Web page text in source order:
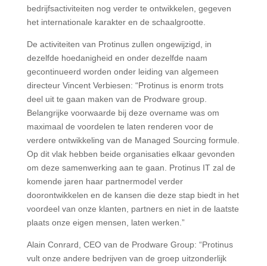
bedrijfsactiviteiten nog verder te ontwikkelen, gegeven
het internationale karakter en de schaalgrootte.
De activiteiten van Protinus zullen ongewijzigd, in
dezelfde hoedanigheid en onder dezelfde naam
gecontinueerd worden onder leiding van algemeen
directeur Vincent Verbiesen: “Protinus is enorm trots
deel uit te gaan maken van de Prodware group.
Belangrijke voorwaarde bij deze overname was om
maximaal de voordelen te laten renderen voor de
verdere ontwikkeling van de Managed Sourcing formule.
Op dit vlak hebben beide organisaties elkaar gevonden
om deze samenwerking aan te gaan. Protinus IT zal de
komende jaren haar partnermodel verder
doorontwikkelen en de kansen die deze stap biedt in het
voordeel van onze klanten, partners en niet in de laatste
plaats onze eigen mensen, laten werken.”
Alain Conrard, CEO van de Prodware Group: “Protinus
vult onze andere bedrijven van de groep uitzonderlijk